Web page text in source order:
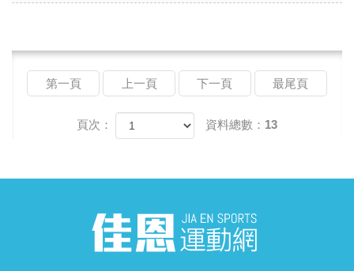
第一頁 上一頁 下一頁 最尾頁
頁次： 資料總數：13